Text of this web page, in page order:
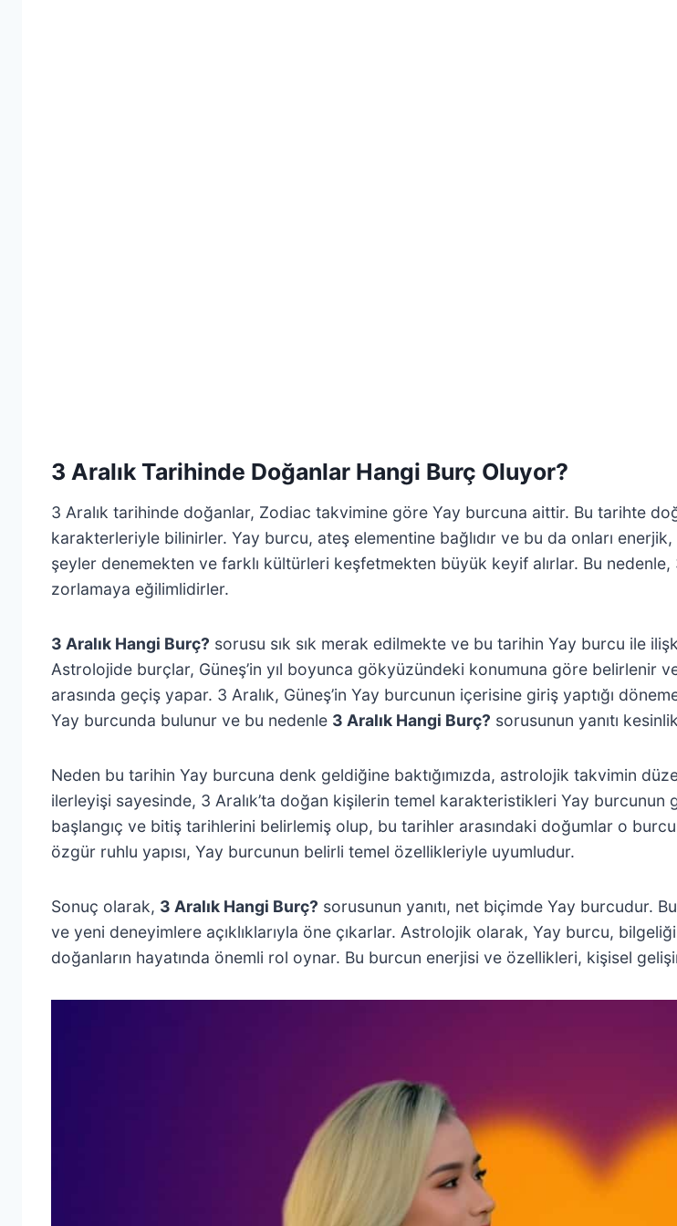
3 Aralık Tarihinde Doğanlar Hangi Burç Oluyor?
3 Aralık tarihinde doğanlar, Zodiac takvimine göre Yay burcuna aittir. Bu tarihte
karakterleriyle bilinirler. Yay burcu, ateş elementine bağlıdır ve bu da onları
şeyler denemekten ve farklı kültürleri keşfetmekten büyük keyif alırlar. Bu nedenle,
zorlamaya eğilimlidirler.
3 Aralık Hangi Burç? sorusu sık sık merak edilmekte ve bu tarihin Yay burcu ile
Astrolojide burçlar, Güneş’in yıl boyunca gökyüzündeki konumuna göre belirlenir
arasında geçiş yapar. 3 Aralık, Güneş’in Yay burcunun içerisine giriş yaptığı
Yay burcunda bulunur ve bu nedenle 3 Aralık Hangi Burç? sorusunun yanıtı
Neden bu tarihin Yay burcuna denk geldiğine baktığımızda, astrolojik takvimin
ilerleyişi sayesinde, 3 Aralık’ta doğan kişilerin temel karakteristikleri Yay
başlangıç ve bitiş tarihlerini belirlemiş olup, bu tarihler arasındaki doğumlar o
özgür ruhlu yapısı, Yay burcunun belirli temel özellikleriyle uyumludur.
Sonuç olarak, 3 Aralık Hangi Burç? sorusunun yanıtı, net biçimde Yay burcudur.
ve yeni deneyimlere açıklıklarıyla öne çıkarlar. Astrolojik olarak, Yay burcu,
doğanların hayatında önemli rol oynar. Bu burcun enerjisi ve özellikleri, kişisel